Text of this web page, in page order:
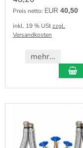
Preis netto: EUR 40,50
inkl. 19 % UStzzgl.
Versandkosten
mehr...